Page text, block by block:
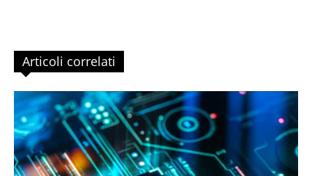
Articoli correlati